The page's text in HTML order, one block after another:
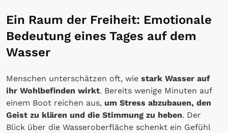
Ein Raum der Freiheit: Emotionale
Bedeutung eines Tages auf dem
Wasser
Menschen unterschätzen oft, wie stark Wasser auf
ihr Wohlbefinden wirkt. Bereits wenige Minuten auf
einem Boot reichen aus, um Stress abzubauen, den
Geist zu klären und die Stimmung zu heben. Der
Blick über die Wasseroberfläche schenkt ein Gefühl